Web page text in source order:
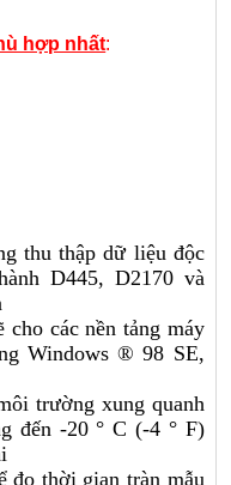
hợp nhất:
thu thập dữ liệu độc
D445, D2170 và
cho các nền tảng máy
Windows ® 98 SE,
trường xung quanh
đến -20 ° C (-4 ° F)
đo thời gian tràn mẫu